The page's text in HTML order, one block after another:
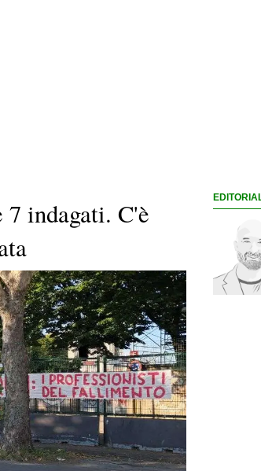
indagati. C'è